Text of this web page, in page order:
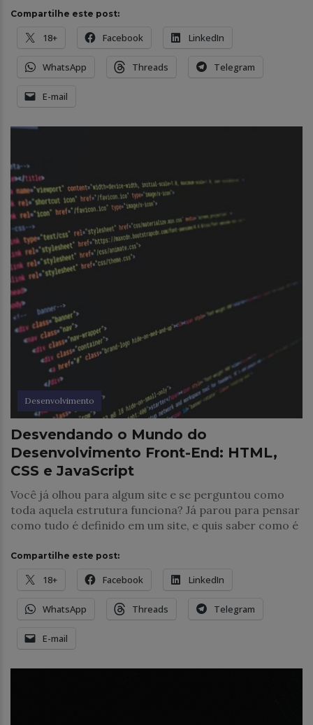
Compartilhe este post:
18+ Facebook LinkedIn
WhatsApp Threads Telegram
E-mail
Desenvolvimento
Desvendando o Mundo do
Desenvolvimento Front-End: HTML,
CSS e JavaScript
Você já olhou para algum site e se perguntou como
toda aquela estrutura funciona? Já parou para pensar
como tudo é definido em um site, e quis saber como é
Compartilhe este post:
18+ Facebook LinkedIn
WhatsApp Threads Telegram
E-mail